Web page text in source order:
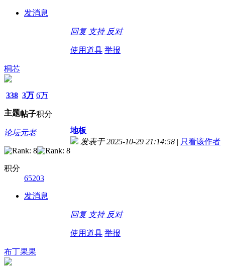
发消息
回复 支持 反对
使用道具 举报
桐芯
338
主题
3万
帖子
6万
积分
论坛元老
积分
65203
发消息
地板
发表于 2025-10-29 21:14:58 | 只看该作者
回复 支持 反对
使用道具 举报
布丁果果